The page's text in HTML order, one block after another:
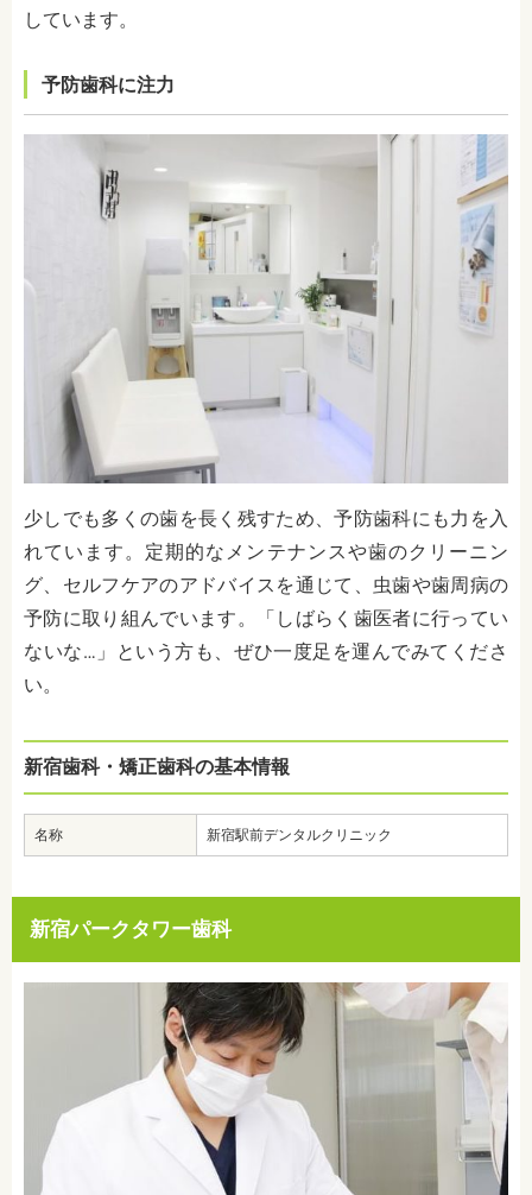
しています。
予防歯科に注力
少しでも多くの歯を長く残すため、予防歯科にも力を入
れています。定期的なメンテナンスや歯のクリーニン
グ、セルフケアのアドバイスを通じて、虫歯や歯周病の
予防に取り組んでいます。「しばらく歯医者に行ってい
ないな…」という方も、ぜひ一度足を運んでみてくださ
い。
新宿歯科・矯正歯科の基本情報
名称 新宿駅前デンタルクリニック
新宿パークタワー歯科